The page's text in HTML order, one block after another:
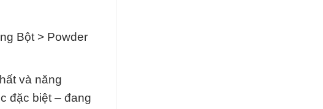
Bột > Powder
và năng
đặc biệt – đang